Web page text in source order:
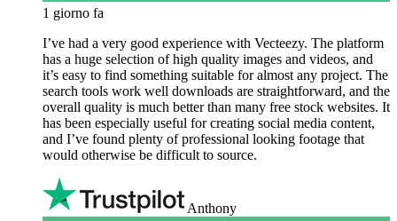
1 giorno fa
I’ve had a very good experience with Vecteezy. The platform
has a huge selection of high quality images and videos, and
it’s easy to find something suitable for almost any project. The
search tools work well downloads are straightforward, and the
overall quality is much better than many free stock websites. It
has been especially useful for creating social media content,
and I’ve found plenty of professional looking footage that
would otherwise be difficult to source.
Anthony